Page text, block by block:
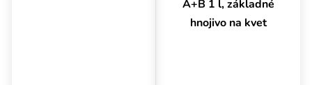
moderné...
A+B 1 l, základné
hnojivo na kvet